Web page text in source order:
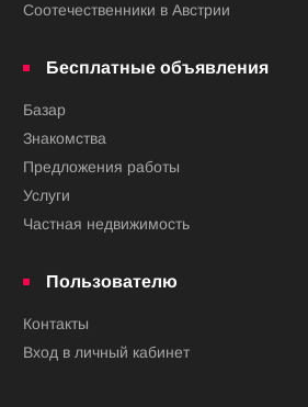
Соотечественники в Австрии
Бесплатные объявления
Базар
Знакомства
Предложения работы
Услуги
Частная недвижимость
Пользователю
Контакты
Вход в личный кабинет